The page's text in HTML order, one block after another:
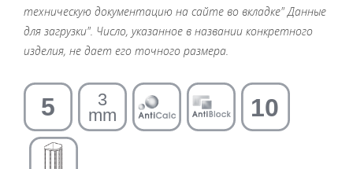
техническую документацию на сайте во вкладке" Данные
для загрузки". Число, указанное в названии конкретного
изделия, не дает его точного размера.